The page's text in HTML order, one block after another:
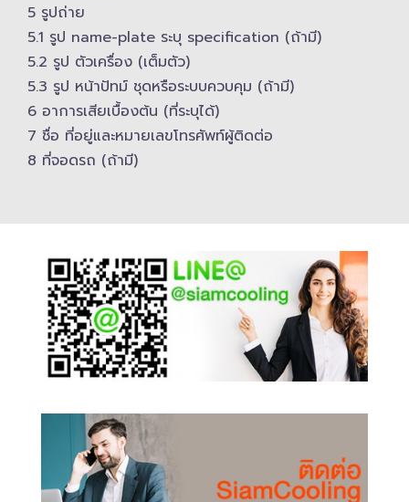
5 รูปถ่าย
5.1 รูป name-plate ระบุ specification (ถ้ามี)
5.2 รูป ตัวเครื่อง (เต็มตัว)
5.3 รูป หน้าปัทม์ ชุดหรือระบบควบคุม (ถ้ามี)​
6 อาการเสียเบื้องต้น (ที่ระบุได้)
7 ชื่อ ที่อยู่และ​หมายเลขโทรศัพท์​ผู้ติดต่อ
8 ที่จอดรถ (ถ้ามี)​